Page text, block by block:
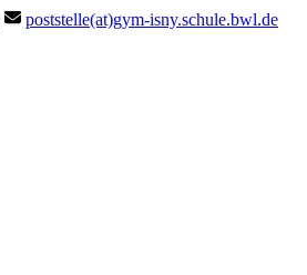
poststelle(at)gym-isny.schule.bwl.de